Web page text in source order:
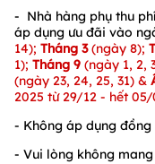
- Nhà hàng phụ thu
áp dụng ưu đãi vào
14); Tháng 3(ngày 8);
1); Tháng 9 (ngày 1, 2,
(ngày 23, 24, 25, 31) &
2025 từ 29/12 - hết 05/
- Không áp dụng
- Vui lòng không